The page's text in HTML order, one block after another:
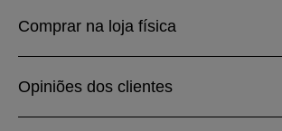
Comprar na loja física
Opiniões dos clientes